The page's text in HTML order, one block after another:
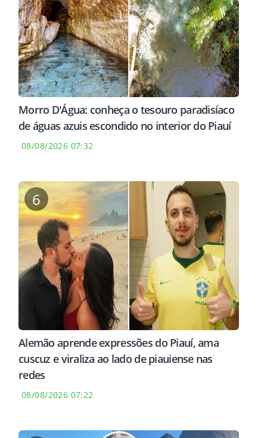
Morro D'Água: conheça o tesouro paradisíaco
de águas azuis escondido no interior do Piauí
08/08/2026 07:32
6
Alemão aprende expressões do Piauí, ama
cuscuz e viraliza ao lado de piauiense nas
redes
08/08/2026 07:22